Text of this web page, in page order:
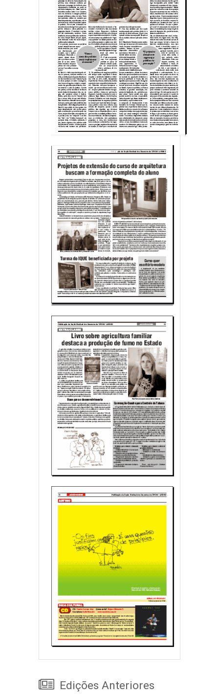
Edições Anteriores